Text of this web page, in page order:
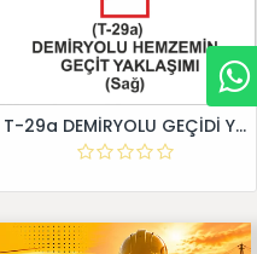
T-29a DEMİRYOLU GEÇİDİ YAKLAŞIM LEVHALARI (Sağ)